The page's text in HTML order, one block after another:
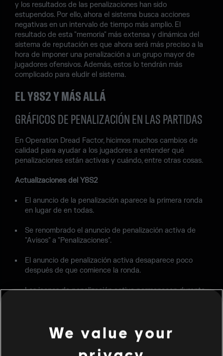
y los resultados de las penalizaciones han sido
estupendos. Por ello, ahora el sistema busca acciones
negativas en un intervalo de tiempo más amplio. El
resultado de esta "memoria" más extensa y dinámica del
sistema de reputación es que ahora será más preciso a la
hora de imponer una penalización a un grupo mayor de
jugadores ofensivos. Además, estos lo tendrán más
complicado para eludir el sistema.
EL Y8S2 Y MÁS ALLÁ
GRÁFICOS DE PENALIZACIÓN EN LAS PARTIDAS
En Operation Dread Factor, hicimos muchos cambios de
calidad para ayudar a los jugadores a entender qué
penalizaciones están activas y cuándo, entre otras cosas.
Actualizaciones del Y8S2
El anuncio de la penalización aparece la primera ronda
en lugar de en todas.
Se renombrado el anuncio de penalización activa de
"Avisos" a "Penalizaciones".
El anuncio de penalización activa desaparece poco
después de que comience la ronda.
Los iconos de penalización activa permanecen durante
al volver al menú principal. Si alguna no se abre, volver a
aparecer al iniciar el juego.
We value your